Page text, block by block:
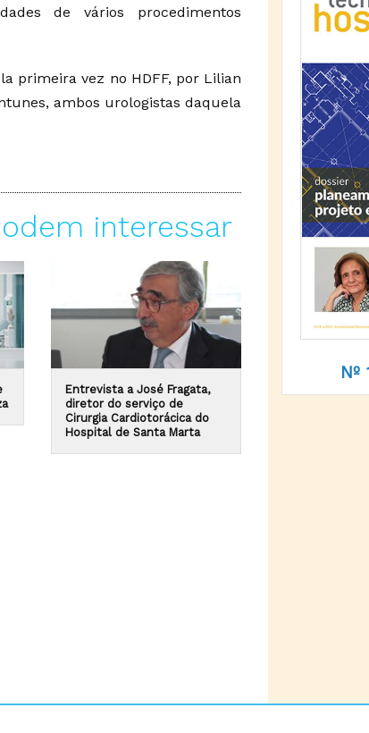
de vários procedimentos
primeira vez no HDFF, por Lilian
ambos urologistas daquela
interessar
Entrevista a José Fragata,
diretor do serviço de
Cirurgia Cardiotorácica do
Hospital de Santa Marta